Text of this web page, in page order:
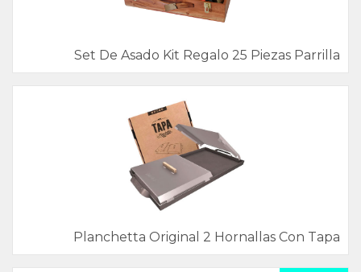
Set De Asado Kit Regalo 25 Piezas Parrilla
Planchetta Original 2 Hornallas Con Tapa